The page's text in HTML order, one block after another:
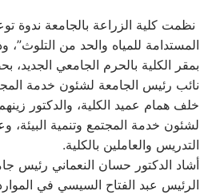
نظمت كلية الزراعة بالجامعة ندوة
المستدامة للمياه والحد من التلوث”،
بمقر الكلية بالحرم الجامعي الجديد،
نائب رئيس الجامعة لشئون خدمة
خلف همام عميد الكلية، والدكتور
لشئون خدمة المجتمع وتنمية البيئة،
التدريس والعاملين بالكلية.
أشاد الدكتور حسان النعماني رئيس
الرئيس عبد الفتاح السيسي في الموارد